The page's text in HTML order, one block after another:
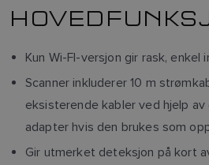
Kun Wi-FI-versjon gir rask, enkel
Scanner inkluderer 10 m
eksisterende kabler ved hjelp
adapter hvis den brukes som
Gir utmerket deteksjon på kort